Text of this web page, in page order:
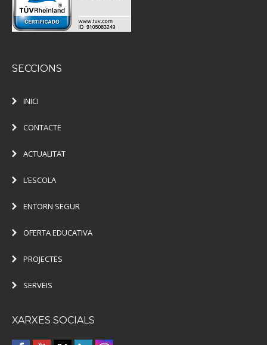
SECCIONS
INICI
CONTACTE
ACTUALITAT
L’ESCOLA
ENTORN SEGUR
OFERTA EDUCATIVA
PROJECTES
SERVEIS
XARXES SOCIALS